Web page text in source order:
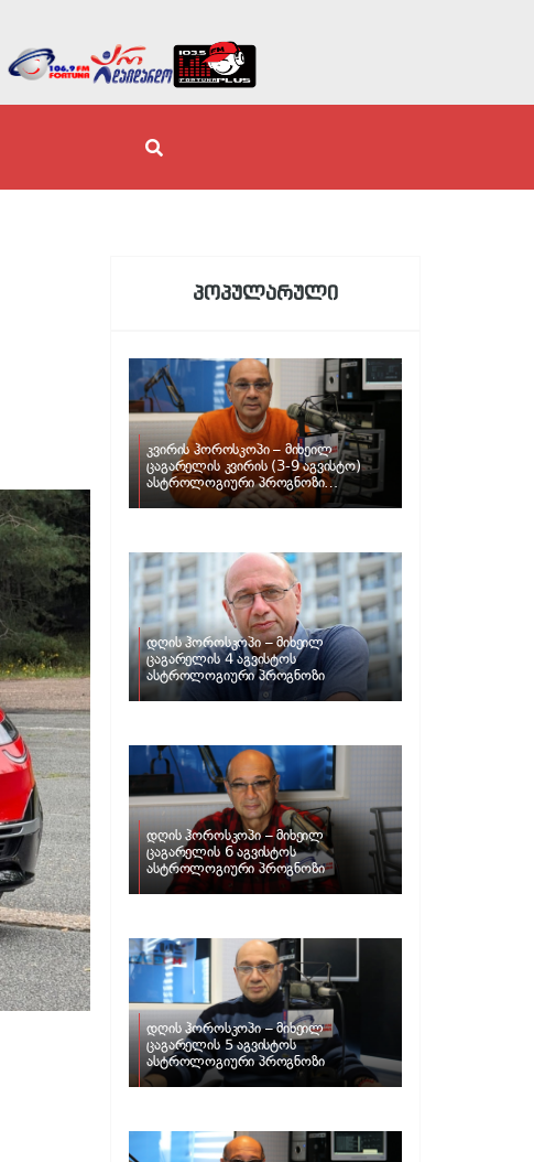
პოპულარული
კვირის ჰოროსკოპი – მიხეილ
ცაგარელის კვირის (3-9 აგვისტო)
ასტროლოგიური პროგნოზი
ზოდიაქოს ნიშნებისთვის
დღის ჰოროსკოპი – მიხეილ
ცაგარელის 4 აგვისტოს
ასტროლოგიური პროგნოზი
დღის ჰოროსკოპი – მიხეილ
ცაგარელის 6 აგვისტოს
ასტროლოგიური პროგნოზი
დღის ჰოროსკოპი – მიხეილ
ცაგარელის 5 აგვისტოს
ასტროლოგიური პროგნოზი